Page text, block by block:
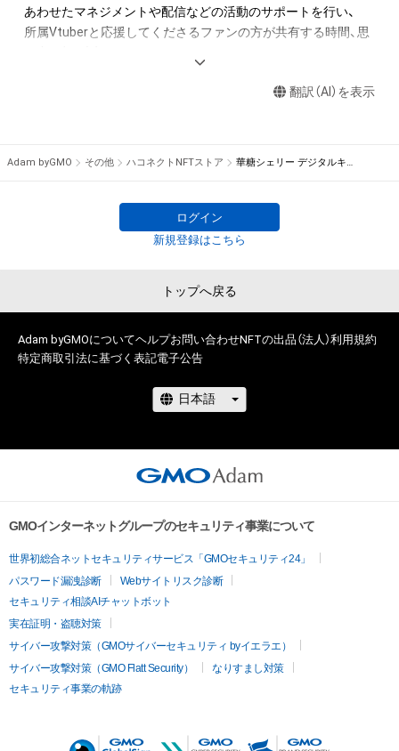
アイテムの保有者が有する権利」の範囲を超えた行為、知的財産
権を侵害するおそれのある行為(改変、公開、配布、逆コンパイ
せん。)を行うことはできません。
・本アイテムに関する創作物の利用については、公序良俗や法令
このアイテムに関するお問い合わせ先
あわせたマネジメントや配信などの活動のサポートを行い、
所属Vtuberと応援してくださるファンの方が共有する時間、思
haconect.com/
翻訳（AI）を表示
Adam byGMO その他 ハコネクトNFTストア 華糖シェリー デジタルキャラ名刺
ログイン
新規登録はこちら
トップへ戻る
Adam byGMOについてヘルプお問い合わせNFTの出品（法人）利用規約
特定商取引法に基づく表記電子公告
GMOインターネットグループのセキュリティ事業について
世界初総合ネットセキュリティサービス「GMOセキュリティ24」
パスワード漏洩診断
Webサイトリスク診断
セキュリティ相談AIチャットボット
実在証明・盗聴対策
サイバー攻撃対策（GMOサイバーセキュリティ byイエラエ）
サイバー攻撃対策（GMO Flatt Security）
なりすまし対策
セキュリティ事業の軌跡